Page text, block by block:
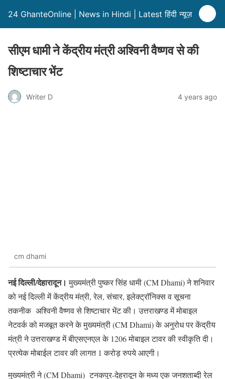
24 GhanteOnline | News in Hindi | Latest हिंदी न्यूज़
सीएम धामी ने केंद्रीय मंत्री अश्विनी वैष्णव से की
शिष्टाचार भेंट
Writer D 4 years ago
cm dhami
नई दिल्ली/देहारादून। मुख्यमंत्री पुष्कर सिंह धामी (CM Dhami) ने शनिवार
को नई दिल्ली में केंद्रीय मंत्री, रेल, संचार, इलेक्ट्रॉनिक्स व सूचना
तकनीक अश्विनी वैष्णव से शिष्टाचार भेंट की। उत्तराखण्ड में मोबाइल
नेटवर्क को मजबूत करने के मुख्यमंत्री (CM Dhami) के अनुरोध पर केंद्रीय
मंत्री ने उत्तराखण्ड में बीएसएनएल के 1206 मोबाइल टावर की स्वीकृति दी।
प्रत्येक मोबाईल टावर की लागत 1 करोड़ रुपये आएगी।
मुख्यमंत्री ने (CM Dhami) टनकपुर-देहरादून के मध्य एक जनशताब्दी रेल